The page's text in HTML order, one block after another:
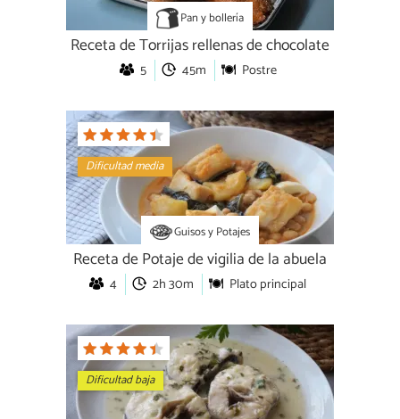
Pan y bollería
Receta de Torrijas rellenas de chocolate
5 45m Postre
Dificultad media
Guisos y Potajes
Receta de Potaje de vigilia de la abuela
4 2h 30m Plato principal
Dificultad baja